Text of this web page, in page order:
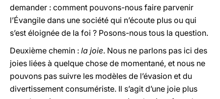
demander : comment pouvons-nous faire parvenir
l’Évangile dans une société qui n’écoute plus ou qui
s’est éloignée de la foi ? Posons-nous tous la question.
Deuxième chemin : la joie. Nous ne parlons pas ici des
joies liées à quelque chose de momentané, et nous ne
pouvons pas suivre les modèles de l’évasion et du
divertissement consumériste. Il s’agit d’une joie plus